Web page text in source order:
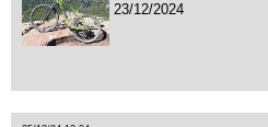
23/12/2024